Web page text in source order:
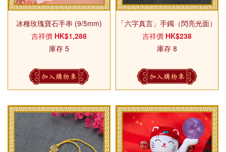
冰種玫瑰寶石手串 (9/5mm)
吉祥價 HK$1,288
庫存 5
加入購物車
「六字真言」手鐲（閃亮光面）
吉祥價 HK$238
庫存 8
加入購物車